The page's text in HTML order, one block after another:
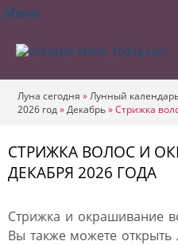
Меню
Луна сегодня »Лунный
2026 год»Декабрь»Стрижка
СТРИЖКА ВОЛОС И
ДЕКАБРЯ 2026 ГОДА
Стрижка и окрашивание
Вы также можете открыть